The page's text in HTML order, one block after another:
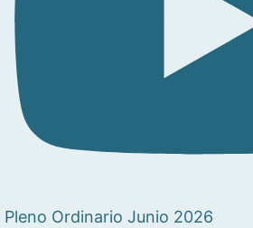
Pleno Ordinario Junio 2026